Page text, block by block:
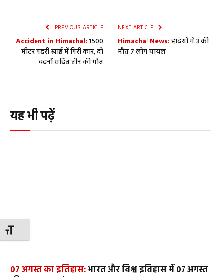
TOGGLE FONT SIZE
PREVIOUS ARTICLE
Accident in Himachal:1500
मीटर गहरी खाई में गिरी कार, दो
बहनों सहित तीन की मौत
NEXT ARTICLE
Himachal News:हादसों में 3 की
मौत 7 लोग घायल
यह भी पढ़ें
07 अगस्त का इतिहास:भारत और विश्व इतिहास में 07 अगस्त